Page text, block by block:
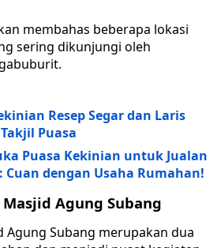
membahas beberapa lokasi
sering dikunjungi oleh
Resep Segar dan Laris
Puasa
Puasa Kekinian untuk Jualan
Cuan dengan Usaha Rumahan!
Agung Subang
Agung Subang merupakan dua